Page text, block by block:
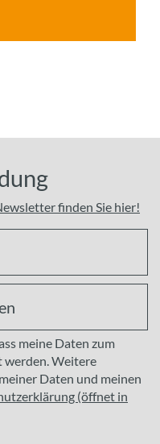
finden Sie hier!
meine Daten zum
werden. Weitere
Daten und meinen
(öffnet in